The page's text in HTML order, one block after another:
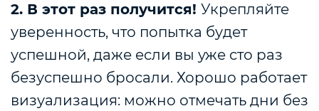
2. В этот раз получится! Укрепляйте
уверенность, что попытка будет
успешной, даже если вы уже сто раз
безуспешно бросали. Хорошо работает
визуализация: можно отмечать дни без